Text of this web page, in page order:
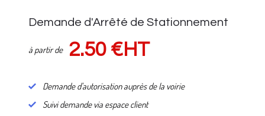
Demande d'Arrêté de Stationnement
à partir de 2.50 €HT
Demande d'autorisation auprès de la voirie
Suivi demande via espace client